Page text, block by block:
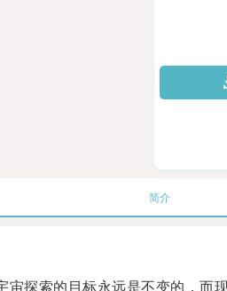
简介
探索的目标永远是不变的，而现